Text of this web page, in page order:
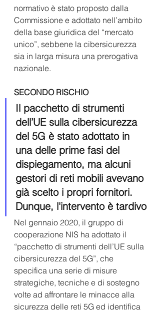
normativo è stato proposto dalla
Commissione e adottato nell’ambito
della base giuridica del “mercato
unico”, sebbene la cibersicurezza
sia in larga misura una prerogativa
nazionale.
SECONDO RISCHIO
Il pacchetto di strumenti
dell’UE sulla cibersicurezza
del 5G è stato adottato in
una delle prime fasi del
dispiegamento, ma alcuni
gestori di reti mobili avevano
già scelto i propri fornitori.
Dunque, l'intervento è tardivo
Nel gennaio 2020, il gruppo di
cooperazione NIS ha adottato il
“pacchetto di strumenti dell’UE sulla
cibersicurezza del 5G”, che
specifica una serie di misure
strategiche, tecniche e di sostegno
volte ad affrontare le minacce alla
sicurezza delle reti 5G ed identifica